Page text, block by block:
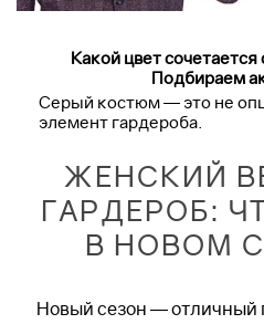
ЖЕНСКИЙ
ГАРДЕРОБ:
В НОВОМ
Новый сезон — отличный
Какой цвет
Подбираем
Серый костюм — это не
элемент гардероба.